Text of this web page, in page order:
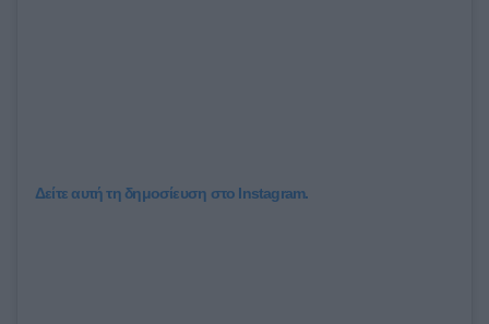
Δείτε αυτή τη δημοσίευση στο Instagram.